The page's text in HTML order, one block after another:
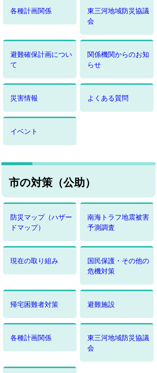
各種計画関係
東三河地域防災協議
会
避難確保計画につい
て
関係機関からのお知
らせ
災害情報 よくある質問
イベント
市の対策（公助）
防災マップ（ハザー
ドマップ）
南海トラフ地震被害
予測調査
現在の取り組み
国民保護・その他の
危機対策
帰宅困難者対策 避難施設
各種計画関係
東三河地域防災協議
会